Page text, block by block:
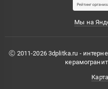
Мы на
Ⓒ 2011-2026 3dplitka.ru -